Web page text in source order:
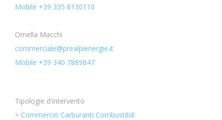
Mobile +39 335 8130110
Ornella Macchi
commerciale@prealpienergie.it
Mobile +39 340 7889847
Tipologie d'intervento
> Commercio Carburanti Combustibili